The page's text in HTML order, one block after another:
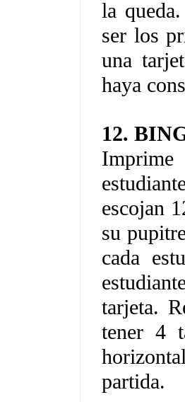
la
ser los
una
haya
12.
escojan
su
cada
tarjeta.
tener 4
partida.